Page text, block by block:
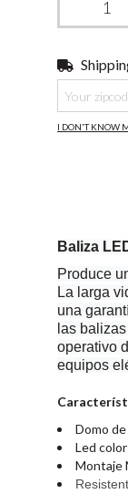
Shipping
I DON'T KNOW
Baliza
Produce
La larga
una
las
operativo
equipos
Domo
Led
Montaje